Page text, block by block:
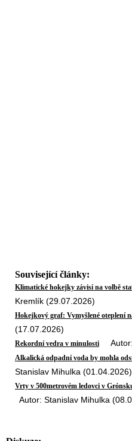
Související články:
Klimatické hokejky závisí na volbě
Kremlík (29.07.2026)
Hokejkový graf: Vymyšlené oteplení
(17.07.2026)
Rekordní vedra v minulosti Autor:
Alkalická odpadní voda by mohla
Stanislav Mihulka (01.04.2026)
Vrty v 500metrovém ledovci v
Autor: Stanislav Mihulka